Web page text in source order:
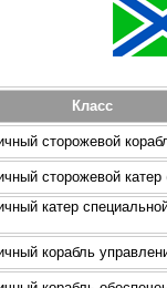
Класс
сторожевой
сторожевой
катер
корабль